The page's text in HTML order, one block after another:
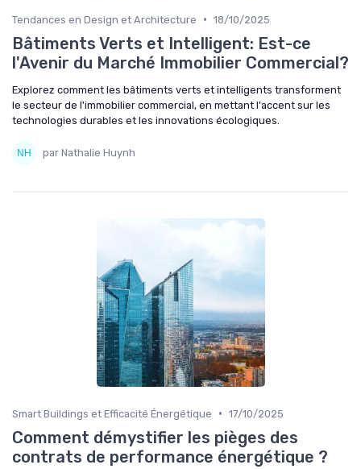
Tendances en Design et Architecture • 18/10/2025
Bâtiments Verts et Intelligent: Est-ce
l'Avenir du Marché Immobilier Commercial?
Explorez comment les bâtiments verts et intelligents transforment
le secteur de l'immobilier commercial, en mettant l'accent sur les
technologies durables et les innovations écologiques.
par Nathalie Huynh
Smart Buildings et Efficacité Énergétique • 17/10/2025
Comment démystifier les pièges des
contrats de performance énergétique ?